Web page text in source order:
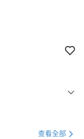
查看全部